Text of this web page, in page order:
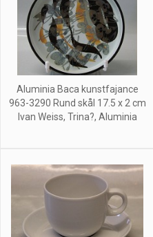
Aluminia Baca kunstfajance
963-3290 Rund skål 17.5 x 2 cm
Ivan Weiss, Trina?, Aluminia